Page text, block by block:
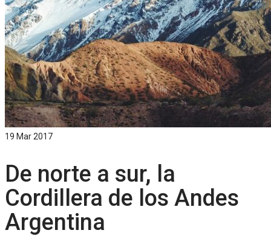
19 Mar 2017
De norte a sur, la
Cordillera de los Andes
Argentina